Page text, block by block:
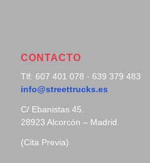
CONTACTO
Tlf: 607 401 078 · 639 379 483
info@streettrucks.es
C/ Ebanistas 45.
28923 Alcorcón – Madrid.
(Cita Previa)